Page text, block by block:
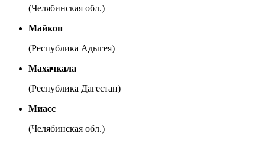
(Челябинская обл.)
Майкоп
(Республика Адыгея)
Махачкала
(Республика Дагестан)
Миасс
(Челябинская обл.)